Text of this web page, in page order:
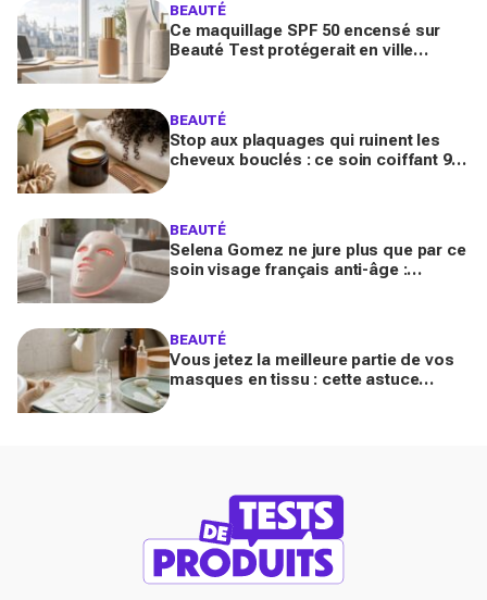
BEAUTÉ
Ce maquillage SPF 50 encensé sur
Beauté Test protégerait en ville
BEAUTÉ
Stop aux plaquages qui ruinent les
cheveux bouclés : ce soin coiffant 98
BEAUTÉ
Selena Gomez ne jure plus que par ce
soin visage français anti-âge :
BEAUTÉ
Vous jetez la meilleure partie de vos
masques en tissu : cette astuce